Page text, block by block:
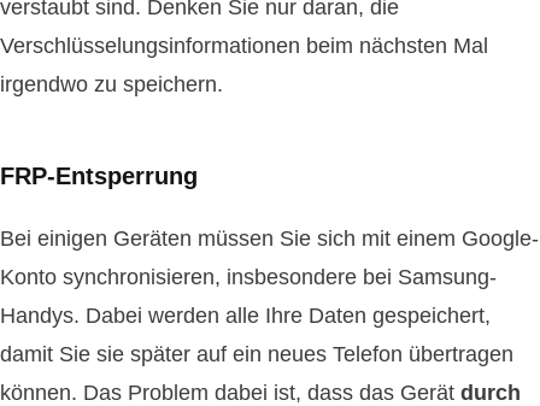
verstaubt sind. Denken Sie nur daran, die
Verschlüsselungsinformationen beim nächsten Mal
irgendwo zu speichern.
FRP-Entsperrung
Bei einigen Geräten müssen Sie sich mit einem Google-
Konto synchronisieren, insbesondere bei Samsung-
Handys. Dabei werden alle Ihre Daten gespeichert,
damit Sie sie später auf ein neues Telefon übertragen
können. Das Problem dabei ist, dass das Gerät durch